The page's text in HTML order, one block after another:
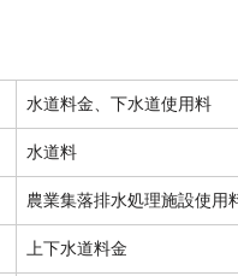
水道料金、下水道使用料
水道料
農業集落排水処理施設使用
上下水道料金